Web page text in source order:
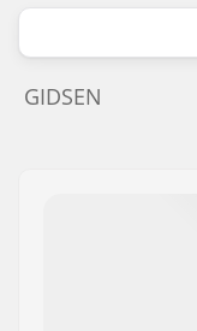
GIDSEN